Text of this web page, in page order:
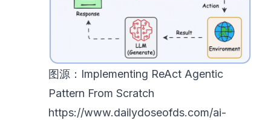
图源：Implementing ReAct Agentic
Pattern From Scratch
https://www.dailydoseofds.com/ai-